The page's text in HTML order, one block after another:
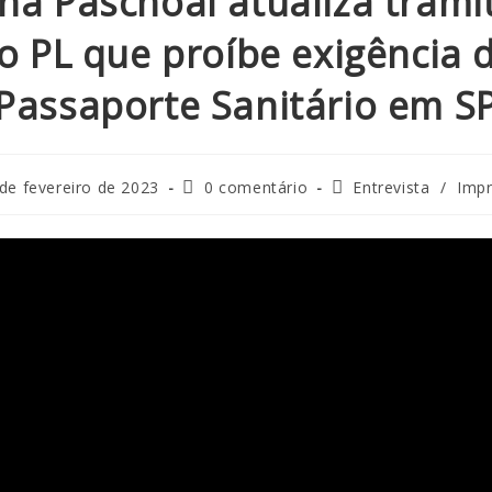
PL que proíbe exigência
Sanitário em
fevereiro de 2023 0 comentário Entrevista /